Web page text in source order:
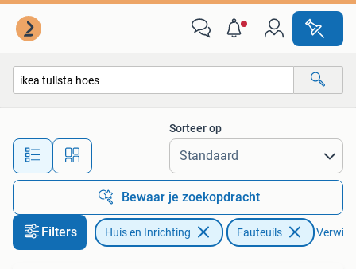
Alle afstanden…
Sorteer op
Bewaar je zoekopdracht
Filters Huis en Inrichting Fauteuils